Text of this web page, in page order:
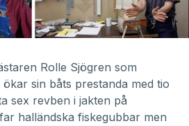
Rolle Sjögren som
sin båts prestanda med tio
sex revben i jakten på
halländska fiskegubbar men